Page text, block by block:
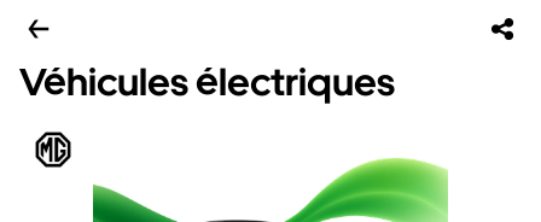
Véhicules électriques